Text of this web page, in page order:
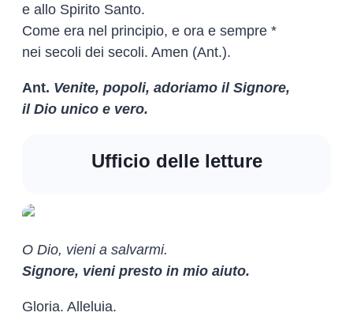
e allo Spirito Santo.
Come era nel principio, e ora e sempre *
nei secoli dei secoli. Amen (Ant.).
Ant. Venite, popoli, adoriamo il Signore,
il Dio unico e vero.
Ufficio delle letture
O Dio, vieni a salvarmi.
Signore, vieni presto in mio aiuto.
Gloria. Alleluia.